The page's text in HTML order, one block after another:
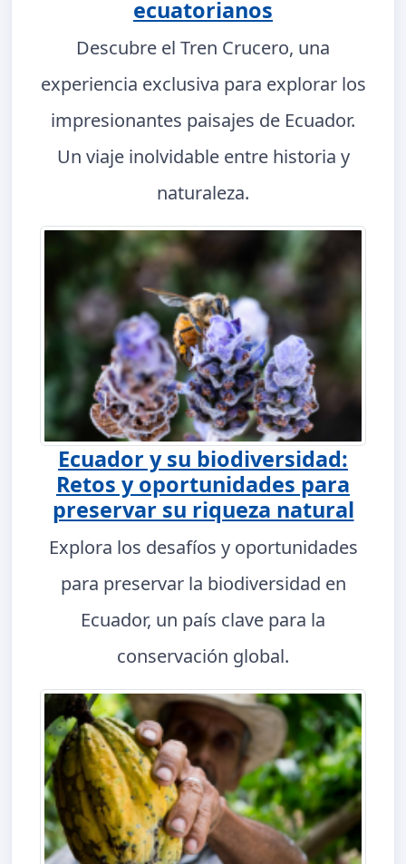
ecuatorianos
Descubre el Tren Crucero, una
experiencia exclusiva para explorar los
impresionantes paisajes de Ecuador.
Un viaje inolvidable entre historia y
naturaleza.
Ecuador y su biodiversidad:
Retos y oportunidades para
preservar su riqueza natural
Explora los desafíos y oportunidades
para preservar la biodiversidad en
Ecuador, un país clave para la
conservación global.